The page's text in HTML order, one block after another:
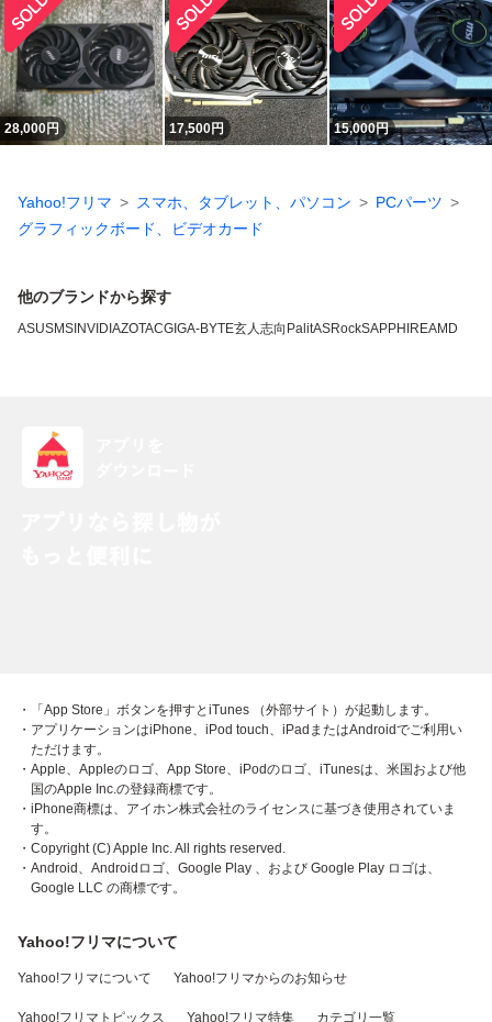
28,000円 17,500円 15,000円
Yahoo!フリマ スマホ、タブレット、パソコン
PCパーツ
グラフィックボード、ビデオカード
他のブランドから探す
ASUSMSI NVIDIAZOTACGIGA-BYTE玄人志向 PalitASRockSAPPHIREAMD
・「App Store」ボタンを押すとiTunes （外部サイト）が起動します。
・アプリケーションはiPhone、iPod touch、iPadまたはAndroidでご利用い
ただけます。
・Apple、Appleのロゴ、App Store、iPodのロゴ、iTunesは、米国および他
国のApple Inc.の登録商標です。
・iPhone商標は、アイホン株式会社のライセンスに基づき使用されていま
す。
・Copyright (C) Apple Inc. All rights reserved.
・Android、Androidロゴ、Google Play 、および Google Play ロゴは、
Google LLC の商標です。
Yahoo!フリマについて
Yahoo!フリマについて Yahoo!フリマからのお知らせ
Yahoo!フリマトピックス Yahoo!フリマ特集 カテゴリ一覧